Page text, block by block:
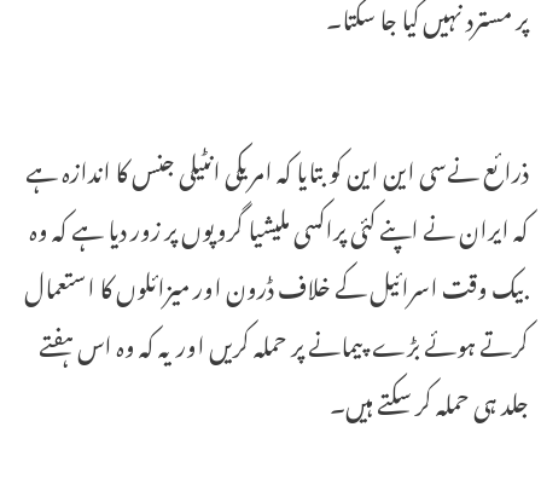
پر مسترد نہیں کیا جا سکتا۔
ذرائع نےسی این این کو بتایا کہ امریکی انٹیلی جنس کا اندازہ ہے
کہ ایران نے اپنے کئی پراکسی ملیشیا گروپوں پر زور دیا ہے کہ وہ
بیک وقت اسرائیل کے خلاف ڈرون اور میزائلوں کا استعمال
کرتے ہوئے بڑے پیمانے پر حملہ کریں اور یہ کہ وہ اس ہفتے
جلد ہی حملہ کر سکتے ہیں۔